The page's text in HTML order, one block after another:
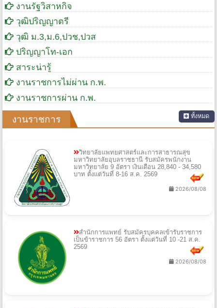
งานรัฐวิสาหกิจ
วุฒิปริญญาตรี
วุฒิ ม.3,ม.6,ปวช,ปวส
ปริญญาโท-เอก
สาระน่ารู้
งานราชการไม่ผ่าน ก.พ.
งานราชการผ่าน ก.พ.
งานราชการ ทั้งหมด
วิทยาลัยแพทยศาสตร์และการสาธารณสุข
มหาวิทยาลัยอุบลราชธานี รับสมัครพนักงาน
มหาวิทยาลัย 9 อัตรา เงินเดือน 28,840 - 34,580
บาท ตั้งแต่วันที่ 8-16 ส.ค. 2569
2026/08/08
สำนักการแพทย์ รับสมัครบุคคลเข้ารับราชการ
เป็นข้าราชการ 56 อัตรา ตั้งแต่วันที่ 10 -21 ส.ค.
2569
2026/08/08